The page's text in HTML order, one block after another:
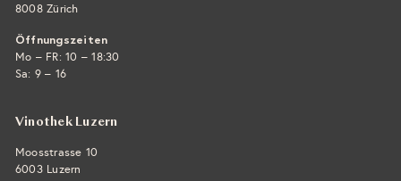
8008 Zürich
Öffnungszeiten
Mo – FR: 10 – 18:30
Sa: 9 – 16
Vinothek Luzern
Moosstrasse 10
6003 Luzern